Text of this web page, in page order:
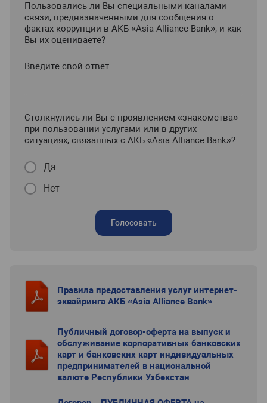
Пользовались ли Вы специальными каналами
связи, предназначенными для сообщения о
фактах коррупции в АКБ «Asia Alliance Bank», и как
Вы их оцениваете?
Введите свой ответ
Столкнулись ли Вы с проявлением «знакомства»
при пользовании услугами или в других
ситуациях, связанных с АКБ «Asia Alliance Bank»?
Да
Нет
Голосовать
Правила предоставления услуг интернет-
эквайринга АКБ «Asia Alliance Bank»
Публичный договор-оферта на выпуск и
обслуживание корпоративных банковских
карт и банковских карт индивидуальных
предпринимателей в национальной
валюте Республики Узбекстан